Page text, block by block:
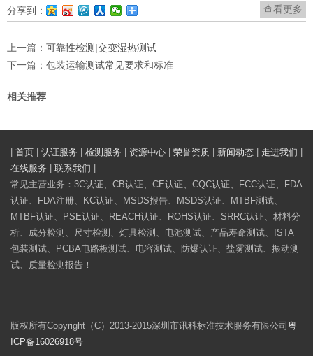
查看更多
分享到：
上一篇： 可靠性检测|交变湿热测试
下一篇： 包装运输测试常见要求和标准
相关推荐
首页 认证服务 检测服务 资源中心 荣誉资质 新闻动态 走进我们
在线服务
联系我们
常见主营业务：3C认证、CB认证、CE认证、CQC认证、FCC认证、FDA
认证、FDA注册、KC认证、MSDS报告、MSDS认证、MTBF测试、
MTBF认证、PSE认证、REACH认证、ROHS认证、SRRC认证、材料分
析、成分检测、尺寸检测、灯具检测、电池测试、产品寿命测试、ISTA
包装测试、PCBA电路板测试、电容测试、防爆认证、盐雾测试、振动测
试、质量检测报告！
版权所有Copyright（C）2013-2015深圳市讯科标准技术服务有限公司 粤
ICP备16026918号